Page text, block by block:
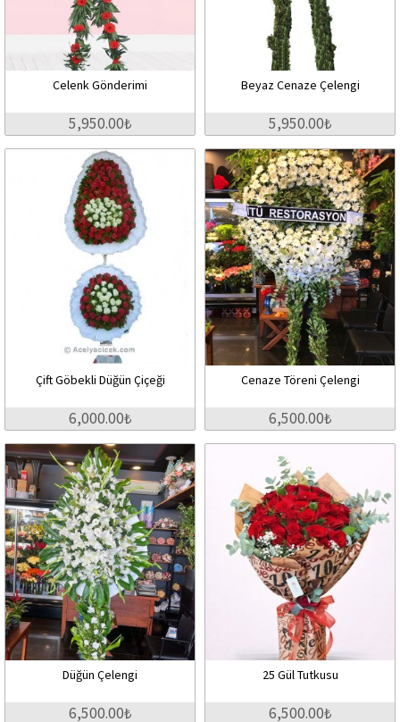
Celenk Gönderimi
5,950.00₺
Beyaz Cenaze Çelengi
5,950.00₺
Çift Göbekli Düğün Çiçeği
6,000.00₺
Cenaze Töreni Çelengi
6,500.00₺
Düğün Çelengi
6,500.00₺
25 Gül Tutkusu
6,500.00₺